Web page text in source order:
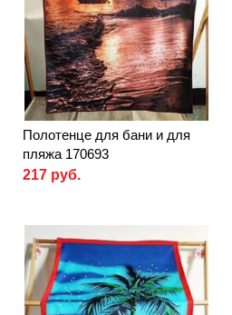
Полотенце для бани и для
пляжа 170693
217 руб.